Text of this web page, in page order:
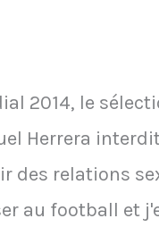
2014, le
Herrera
des relations
au football et